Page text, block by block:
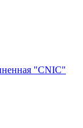
"CNIC"